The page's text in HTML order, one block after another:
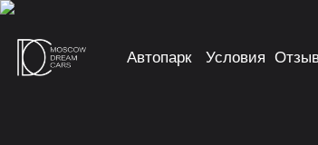
Автопарк Условия